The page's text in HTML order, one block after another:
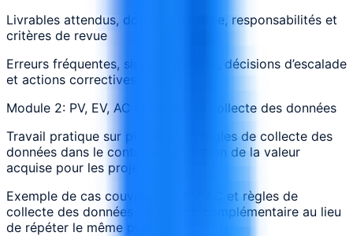
Livrables attendus, données d’entrée, responsabilités et
critères de revue
Erreurs fréquentes, signaux d’alerte, décisions d’escalade
et actions correctives
Module 2: PV, EV, AC et règles de collecte des données
Travail pratique sur pv, ev, ac et règles de collecte des
données dans le contexte de gestion de la valeur
acquise pour les projets
Exemple de cas couvrant PV, EV, AC et règles de
collecte des données : précision complémentaire au lieu
de répéter le même point